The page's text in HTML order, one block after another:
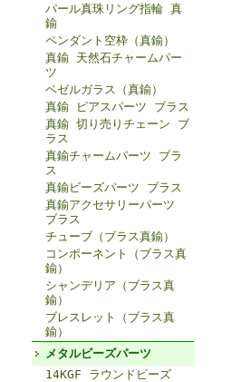
パール真珠リング指輪 真
鍮
ペンダント空枠（真鍮）
真鍮 天然石チャームパー
ツ
ベゼルガラス（真鍮）
真鍮 ピアスパーツ ブラス
真鍮 切り売りチェーン ブ
ラス
真鍮チャームパーツ ブラ
ス
真鍮ビーズパーツ ブラス
真鍮アクセサリーパーツ
ブラス
チューブ（ブラス真鍮）
コンポーネント（ブラス真
鍮）
シャンデリア（ブラス真
鍮）
ブレスレット（ブラス真
鍮）
メタルビーズパーツ
14KGF ラウンドビーズ